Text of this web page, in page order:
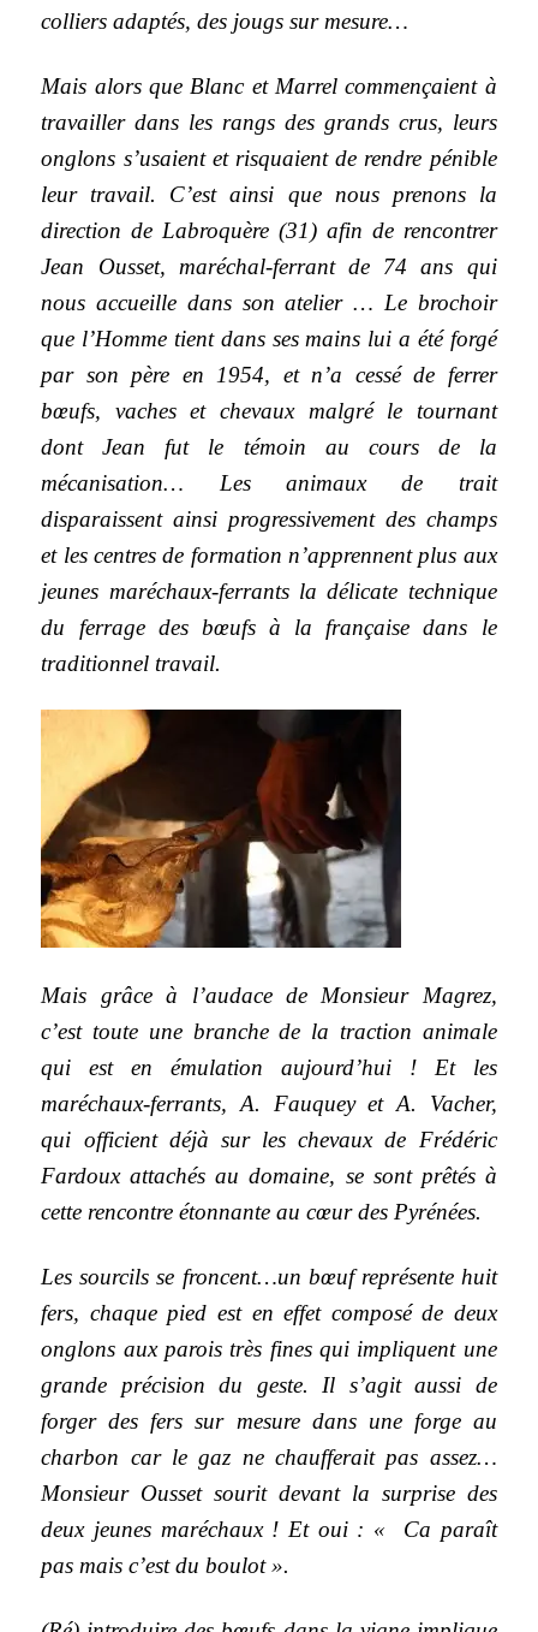
colliers adaptés, des jougs sur mesure…
Mais alors que Blanc et Marrel commençaient à
travailler dans les rangs des grands crus, leurs
onglons s’usaient et risquaient de rendre pénible
leur travail. C’est ainsi que nous prenons la
direction de Labroquère (31) afin de rencontrer
Jean Ousset, maréchal-ferrant de 74 ans qui
nous accueille dans son atelier … Le brochoir
que l’Homme tient dans ses mains lui a été forgé
par son père en 1954, et n’a cessé de ferrer
bœufs, vaches et chevaux malgré le tournant
dont Jean fut le témoin au cours de la
mécanisation… Les animaux de trait
disparaissent ainsi progressivement des champs
et les centres de formation n’apprennent plus aux
jeunes maréchaux-ferrants la délicate technique
du ferrage des bœufs à la française dans le
traditionnel travail.
Mais grâce à l’audace de Monsieur Magrez,
c’est toute une branche de la traction animale
qui est en émulation aujourd’hui ! Et les
maréchaux-ferrants, A. Fauquey et A. Vacher,
qui officient déjà sur les chevaux de Frédéric
Fardoux attachés au domaine, se sont prêtés à
cette rencontre étonnante au cœur des Pyrénées.
Les sourcils se froncent…un bœuf représente huit
fers, chaque pied est en effet composé de deux
onglons aux parois très fines qui impliquent une
grande précision du geste. Il s’agit aussi de
forger des fers sur mesure dans une forge au
charbon car le gaz ne chaufferait pas assez…
Monsieur Ousset sourit devant la surprise des
deux jeunes maréchaux ! Et oui : « Ca paraît
pas mais c’est du boulot ».